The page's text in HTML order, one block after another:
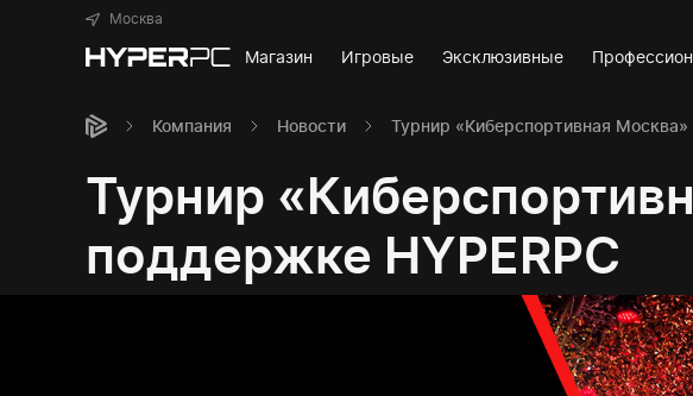
Москва
Магазин Игровые Эксклюзивные
Компания Новости Турнир «Киберспортивная
Турнир
поддержке HYPERPC